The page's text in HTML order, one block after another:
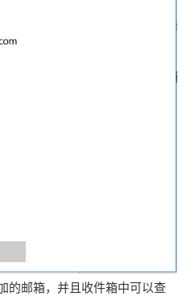
的邮箱，并且收件箱中可以查